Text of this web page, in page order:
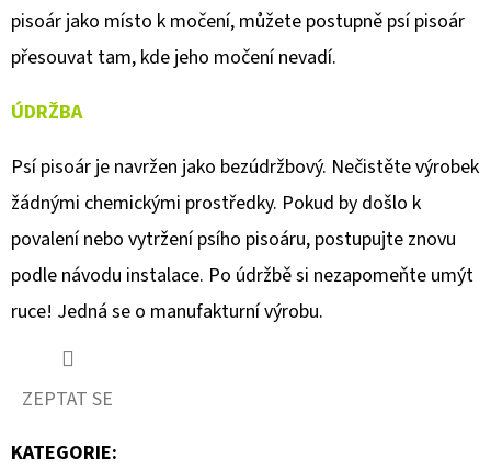
pisoár jako místo k močení, můžete postupně psí pisoár
přesouvat tam, kde jeho močení nevadí.
ÚDRŽBA
Psí pisoár je navržen jako bezúdržbový. Nečistěte výrobek
žádnými chemickými prostředky. Pokud by došlo k
povalení nebo vytržení psího pisoáru, postupujte znovu
podle návodu instalace. Po údržbě si nezapomeňte umýt
ruce! Jedná se o manufakturní výrobu.
ZEPTAT SE
KATEGORIE: